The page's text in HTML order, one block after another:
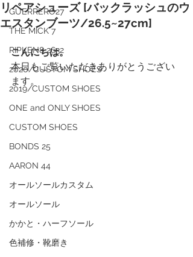
GUERRERO27
THE MICK 7
RIPKEN8 2632
2020/CUSTOM SHOES
2019/CUSTOM SHOES
ONE and ONLY SHOES
CUSTOM SHOES
BONDS 25
AARON 44
オールソールカスタム
オールソール
かかと・ハーフソール
色補修・靴磨き
リペアシューズ [バックラッシュのウ
エスタンブーツ/26.5~27cm]
こんにちは。
本日もご覧いただきありがとうござい
ます。